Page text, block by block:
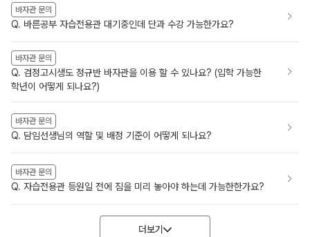
바자관 문의
Q. 바른공부 자습전용관 대기중인데 단과 수강 가능한가요?
바자관 문의
Q. 검정고시생도 정규반 바자관을 이용 할 수 있나요? (입학 가능한
학년이 어떻게 되나요?)
바자관 문의
Q. 담임선생님의 역할 및 배정 기준이 어떻게 되나요?
바자관 문의
Q. 자습전용관 등원일 전에 짐을 미리 놓아야 하는데 가능한한가요?
더보기